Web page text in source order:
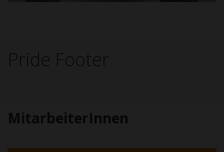
Pride Footer
MitarbeiterInnen